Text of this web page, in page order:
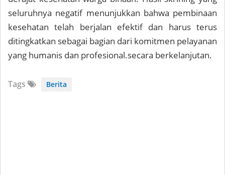
seluruhnya negatif menunjukkan bahwa pembinaan
kesehatan telah berjalan efektif dan harus terus
ditingkatkan sebagai bagian dari komitmen pelayanan
yang humanis dan profesional.secara berkelanjutan.
Tags Berita